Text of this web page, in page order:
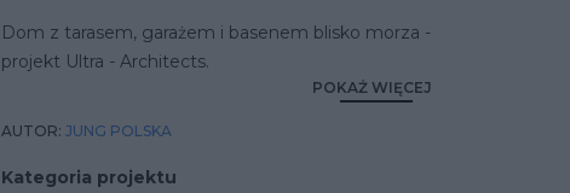
Dom z tarasem, garażem i basenem blisko morza -
projekt Ultra - Architects.
POKAŻ WIĘCEJ
AUTOR: JUNG POLSKA
Kategoria projektu